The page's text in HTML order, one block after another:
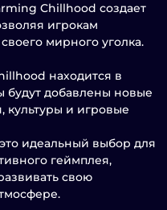
Chillhood создает
игрокам
мирного уголка.
находится в
будут добавлены новые
культуры и игровые
идеальный выбор для
геймплея,
свою